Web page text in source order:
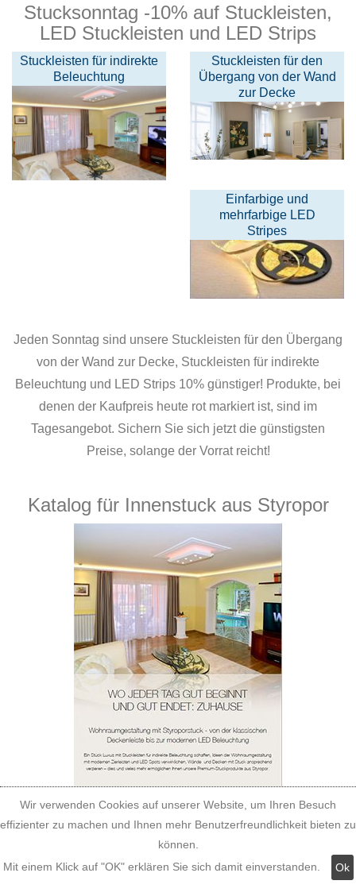
Stucksonntag -10% auf Stuckleisten,
LED Stuckleisten und LED Strips
Stuckleisten für indirekte
Beleuchtung
Stuckleisten für den
Übergang von der Wand
zur Decke
Einfarbige und
mehrfarbige LED
Stripes
Jeden Sonntag sind unsere Stuckleisten für den Übergang
von der Wand zur Decke, Stuckleisten für indirekte
Beleuchtung und LED Strips 10% günstiger! Produkte, bei
denen der Kaufpreis heute rot markiert ist, sind im
Tagesangebot. Sichern Sie sich jetzt die günstigsten
Preise, solange der Vorrat reicht!
Katalog für Innenstuck aus Styropor
Katalog für Fassadenstuck aus
Wir verwenden Cookies auf unserer Website, um Ihren Besuch
effizienter zu machen und Ihnen mehr Benutzerfreundlichkeit bieten zu
können.
Mit einem Klick auf "OK" erklären Sie sich damit einverstanden.
Ok